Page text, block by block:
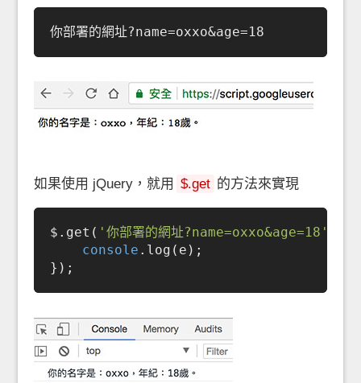
如果使用 jQuery，就用 $.get 的方法來實現
$.get( '你部署的網址?name=oxxo&age=18'
console .log(e);